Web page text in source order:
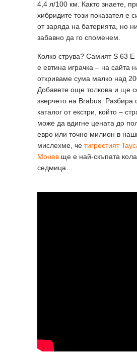
4,4 л/100 км. Както знаете,
хибридите този показател е
от заряда на батерията, но
забавно да го споменем.
Колко струва? Самият S 63
е евтина играчка – на сайта
откриваме сума малко над
Добавете още толкова и ще
зверчето на Brabus.
каталог от екстри, който –
може да вдигне цената до
евро или точно милион в
мислехме, че тигрестият
Монев ще е най-скъпата кола
седмица…